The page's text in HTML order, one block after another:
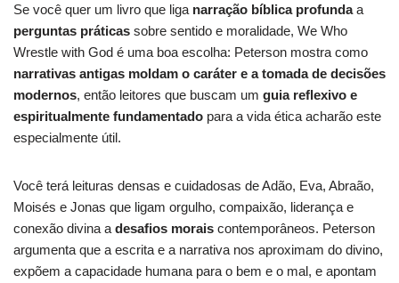
Se você quer um livro que liga narração bíblica profundaa
perguntas práticas sobre sentido e moralidade, We Who
Wrestle with God é uma boa escolha: Peterson mostra como
narrativas antigas moldam o caráter e a tomada de decisões
modernos, então leitores que buscam um guia reflexivo e
espiritualmente fundamentado para a vida ética acharão este
especialmente útil.
Você terá leituras densas e cuidadosas de Adão, Eva, Abraão,
Moisés e Jonas que ligam orgulho, compaixão, liderança e
conexão divina a desafios morais contemporâneos. Peterson
argumenta que a escrita e a narrativa nos aproximam do divino,
expõem a capacidade humana para o bem e o mal, e apontam